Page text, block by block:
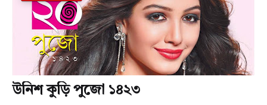
উনিশ কুড়ি পুজো ১৪২৩